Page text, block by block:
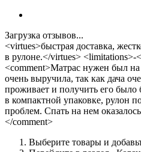
Загрузка отзывов...
<virtues>быстрая доставка,
в рулоне.</virtues> <limitations>-
<comment>Матрас нужен был на
очень выручила, так как дача
проживает и получить его было
в компактной упаковке, рулон
проблем. Спать на нем
</comment>
Выберите товары и